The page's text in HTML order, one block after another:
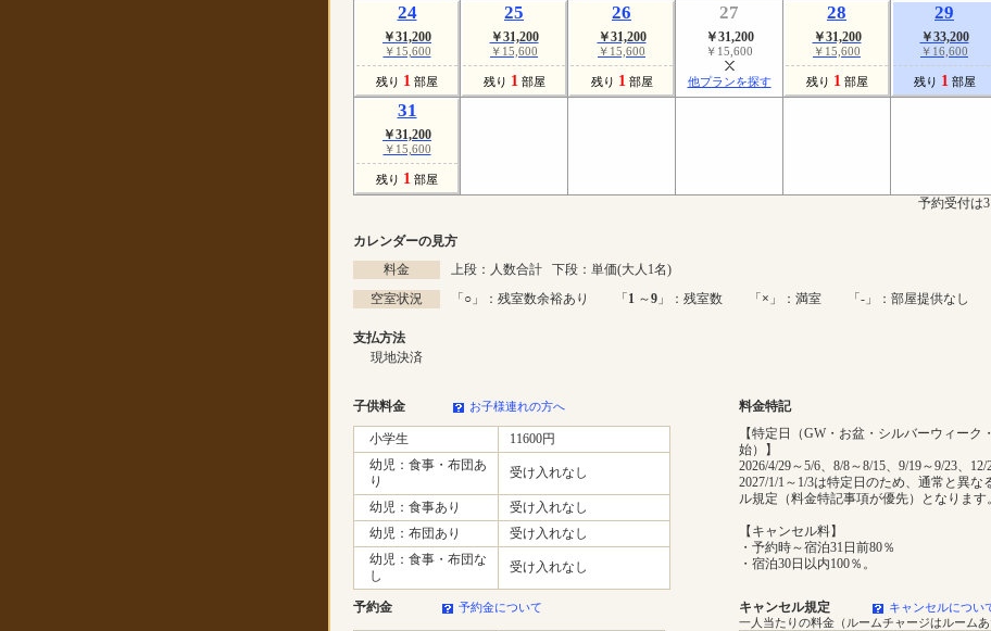
24
￥31,200
￥15,600
残り 1 部屋
25
￥31,200
￥15,600
残り 1 部屋
26
￥31,200
￥15,600
残り 1 部屋
27
￥31,200
￥15,600
他プランを探す
28
￥31,200
￥15,600
残り 1 部屋
29
￥33,200
￥16,600
残り 1 部屋
31
￥31,200
￥15,600
残り 1 部屋
予約受付は
カレンダーの見方
料金
上段：人数合計 下段：単価(大人1名)
空室状況
「○ 」：残室数余裕あり 「1 ～9 」：残室数 「× 」：満室 「-」：部屋提供なし
支払方法
現地決済
子供料金 お子様連れの方へ 料金特記
小学生
11600円
幼児：食事・布団あ
り
受け入れなし
幼児：食事あり
受け入れなし
幼児：布団あり
受け入れなし
幼児：食事・布団な
し
受け入れなし
【特定日（GW・お盆・シルバーウィーク
始）】
2026/4/29～5/6、8/8～8/15、9/19～9/23、12/
2027/1/1～1/3は特定日のため、通常と異な
ル規定（料金特記事項が優先）となります。
【キャンセル料】
・予約時～宿泊31日前80％
・宿泊30日以内100％。
予約金 予約金について キャンセル規定
キャンセルについ
一人当たりの料金（ルームチャージはルームあ